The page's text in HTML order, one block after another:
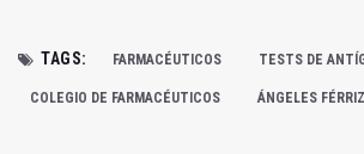
TAGS: FARMACÉUTICOS TESTS DE
COLEGIO DE FARMACÉUTICOS ÁNGELES FÉRRIZ